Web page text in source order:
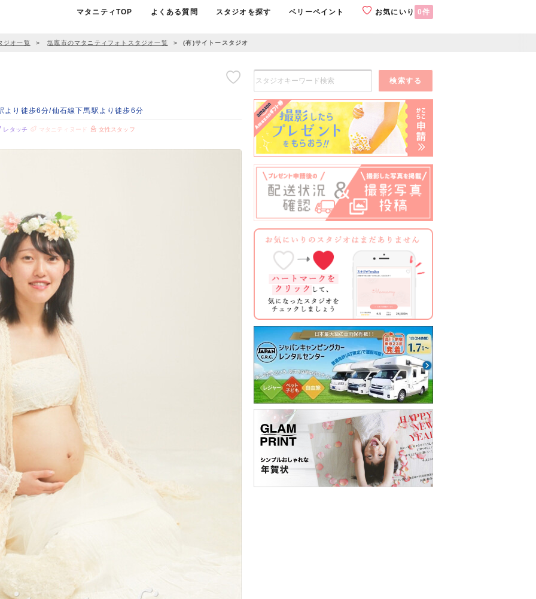
マタニティTOP よくある質問 スタジオを探す ベリーペイント お気にいり 0件
ジオ一覧 ＞ 塩竈市のマタニティフォトスタジオ一覧 ＞ (有)サイトースタジオ
り徒歩6分/仙石線下馬駅より徒歩6分
レタッチ マタニティヌード 女性スタッフ
検索する